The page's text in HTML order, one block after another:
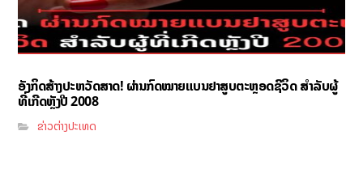
ອັງກິດສ້າງປະຫວັດສາດ! ຜ່ານກົດໝາຍແບນຢາສູບຕະຫຼອດຊີວິດ ສຳລັບຜູ້
ທີ່ເກີດຫຼັງປີ 2008
ຂ່າວຕ່າງປະເທດ